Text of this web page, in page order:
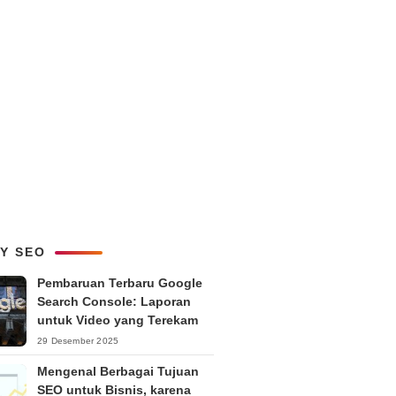
SEO
Pembaruan Terbaru Google
Search Console: Laporan
untuk Video yang Terekam
29 Desember 2025
Mengenal Berbagai Tujuan
SEO untuk Bisnis, karena